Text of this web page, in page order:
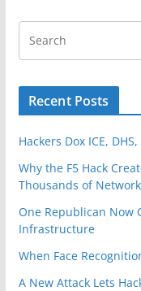
Recent Posts
Hackers Dox ICE,
Why the F5 Hack
Thousands of
One Republican Now
Infrastructure
When Face
A New Attack Lets